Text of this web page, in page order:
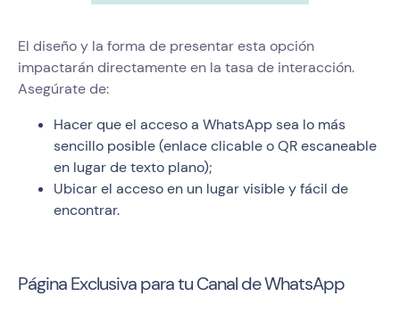
El diseño y la forma de presentar esta opción
impactarán directamente en la tasa de interacción.
Asegúrate de:
Hacer que el acceso a WhatsApp sea lo más
sencillo posible (enlace clicable o QR escaneable
en lugar de texto plano);
Ubicar el acceso en un lugar visible y fácil de
encontrar.
Página Exclusiva para tu Canal de WhatsApp